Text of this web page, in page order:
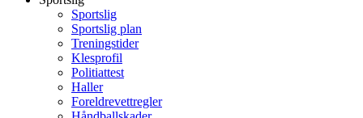
Sportslig
Sportslig plan
Treningstider
Klesprofil
Politiattest
Haller
Foreldrevettregler